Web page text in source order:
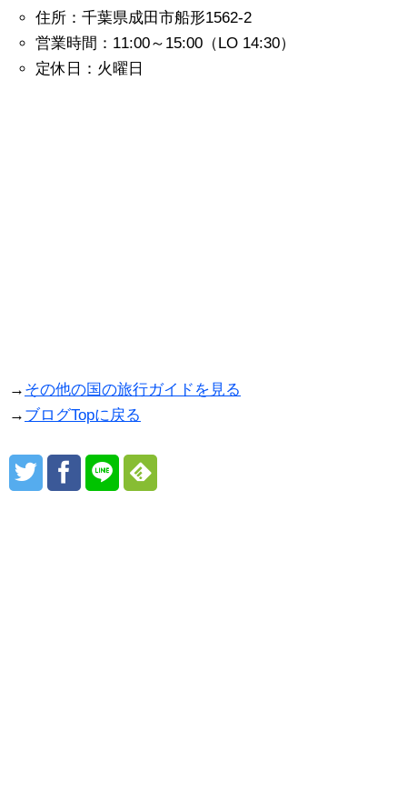
住所：千葉県成田市船形1562-2
営業時間：11:00～15:00（LO 14:30）
定休日：火曜日
→ その他の国の旅行ガイドを見る
→ ブログTopに戻る